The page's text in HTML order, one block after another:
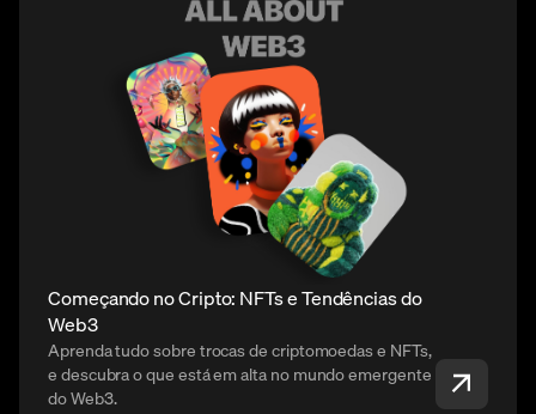
Começando no Cripto: NFTs e Tendências do
Web3
Aprenda tudo sobre trocas de criptomoedas e NFTs,
e descubra o que está em alta no mundo emergente
do Web3.